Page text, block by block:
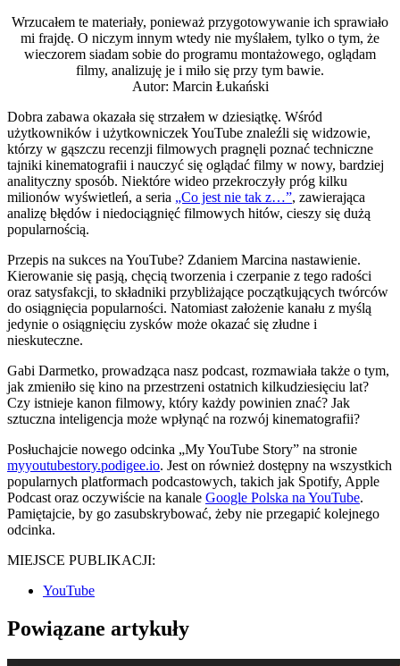
Wrzucałem te materiały, ponieważ przygotowywanie ich sprawiało
mi frajdę. O niczym innym wtedy nie myślałem, tylko o tym, że
wieczorem siadam sobie do programu montażowego, oglądam
filmy, analizuję je i miło się przy tym bawie.
Autor: Marcin Łukański
Dobra zabawa okazała się strzałem w dziesiątkę. Wśród
użytkowników i użytkowniczek YouTube znaleźli się widzowie,
którzy w gąszczu recenzji filmowych pragnęli poznać techniczne
tajniki kinematografii i nauczyć się oglądać filmy w nowy, bardziej
analityczny sposób. Niektóre wideo przekroczyły próg kilku
milionów wyświetleń, a seria „Co jest nie tak z…”, zawierająca
analizę błędów i niedociągnięć filmowych hitów, cieszy się dużą
popularnością.
Przepis na sukces na YouTube? Zdaniem Marcina nastawienie.
Kierowanie się pasją, chęcią tworzenia i czerpanie z tego radości
oraz satysfakcji, to składniki przybliżające początkujących twórców
do osiągnięcia popularności. Natomiast założenie kanału z myślą
jedynie o osiągnięciu zysków może okazać się złudne i
nieskuteczne.
Gabi Darmetko, prowadząca nasz podcast, rozmawiała także o tym,
jak zmieniło się kino na przestrzeni ostatnich kilkudziesięciu lat?
Czy istnieje kanon filmowy, który każdy powinien znać? Jak
sztuczna inteligencja może wpłynąć na rozwój kinematografii?
Posłuchajcie nowego odcinka „My YouTube Story” na stronie
myyoutubestory.podigee.io. Jest on również dostępny na wszystkich
popularnych platformach podcastowych, takich jak Spotify, Apple
Podcast oraz oczywiście na kanale Google Polska na YouTube.
Pamiętajcie, by go zasubskrybować, żeby nie przegapić kolejnego
odcinka.
MIEJSCE PUBLIKACJI:
YouTube
Powiązane artykuły